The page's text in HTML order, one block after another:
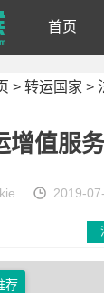
首页
> 转运国家 >
增值服
2019-
荐